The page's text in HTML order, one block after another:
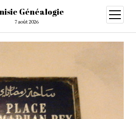
Généalogie
7 août 2026
ouvrir
menu